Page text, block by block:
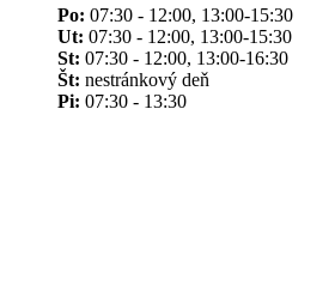
Po: 07:30 - 12:00, 13:00-15:30
Ut: 07:30 - 12:00, 13:00-15:30
St: 07:30 - 12:00, 13:00-16:30
Št: nestránkový deň
Pi: 07:30 - 13:30